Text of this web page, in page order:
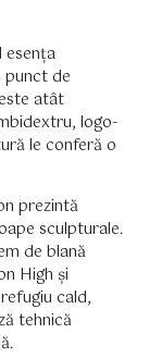
esența
punct de
atât
logo-
le conferă o
prezintă
sculpturale.
de blană
High și
cald,
tehnică